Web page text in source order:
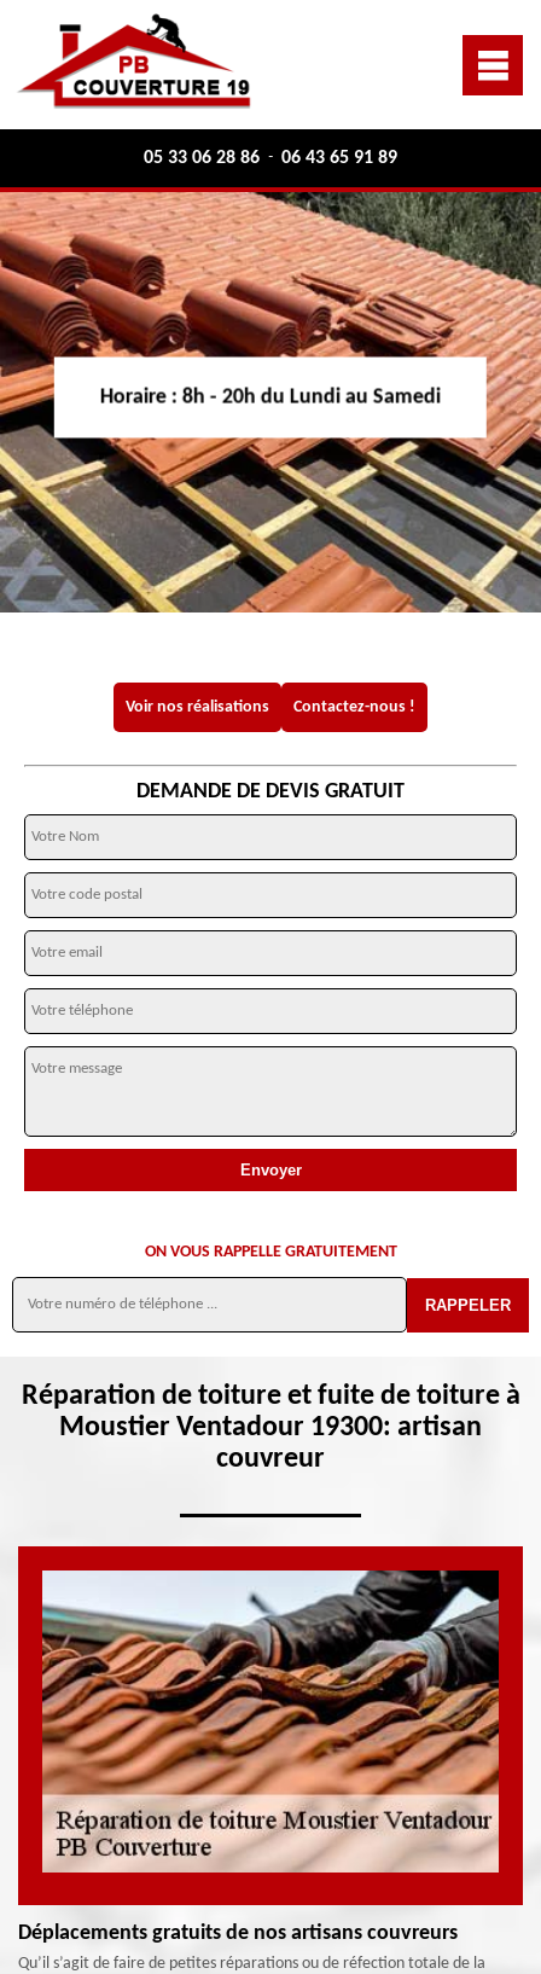
05 33 06 28 86 - 06 43 65 91 89
Horaire : 8h - 20h du Lundi au Samedi
Voir nos réalisations Contactez-nous !
DEMANDE DE DEVIS GRATUIT
ON VOUS RAPPELLE GRATUITEMENT
Réparation de toiture et fuite de toiture à
Moustier Ventadour 19300: artisan
couvreur
Déplacements gratuits de nos artisans couvreurs
Qu’il s’agit de faire de petites réparations ou de réfection totale de la